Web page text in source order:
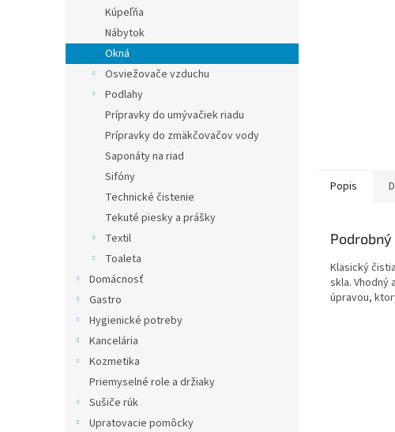
Kúpeľňa
Nábytok
Okná
Osviežovače vzduchu
Podlahy
Prípravky do umývačiek riadu
Prípravky do zmäkčovačov vody
Saponáty na riad
Sifóny
Technické čistenie
Tekuté piesky a prášky
Textil
Toaleta
Domácnosť
Gastro
Hygienické potreby
Kancelária
Kozmetika
Priemyselné role a držiaky
Sušiče rúk
Upratovacie pomôcky
Popis
Podrobný
Klasický
skla. Vhodný
úpravou,